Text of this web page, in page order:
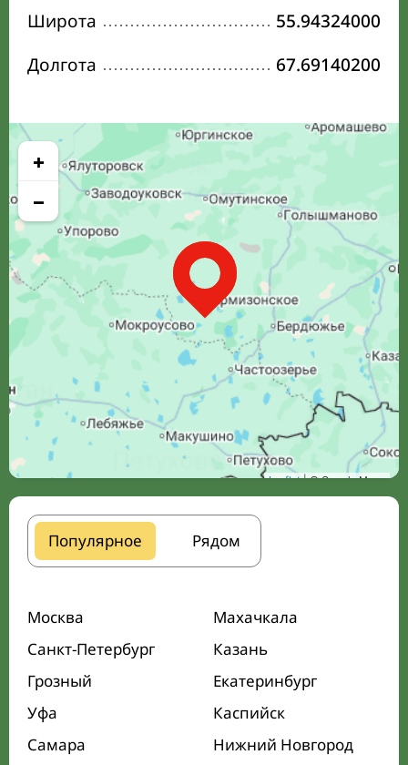
Широта
55.94324000
Долгота
67.69140200
+
−
Leaflet| © Google Maps
Популярное Рядом
Москва
Махачкала
Санкт-Петербург
Казань
Грозный
Екатеринбург
Уфа
Каспийск
Самара
Нижний Новгород